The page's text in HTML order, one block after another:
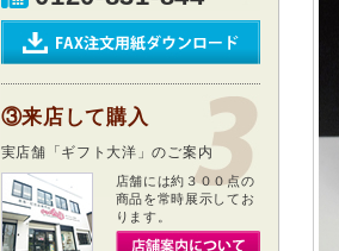
③来店して購入
実店舗「ギフト大洋」のご案内
店舗には約３００点の
商品を常時展示してお
ります。